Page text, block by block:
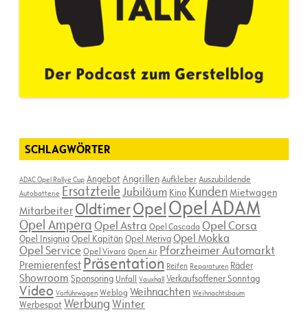
SCHLAGWÖRTER
ADAC Opel Rallye Cup AngebotAngrillenAufkleberAuszubildende
Autobatterie ErsatzteileJubiläum Kino Kunden Mietwagen
Mitarbeiter OldtimerOpelOpel ADAM
Opel AmperaOpel Astra Opel Cascada Opel Corsa
Opel InsigniaOpel Kapitän Opel MerivaOpel Mokka
Opel ServiceOpel Vivaro Open Air Pforzheimer Automarkt
Premierenfest Präsentation Reifen Reparaturen Räder
Showroom Sponsoring Unfall Vauxhall Verkaufsoffener Sonntag
Video Vorführwagen Weblog Weihnachten Weihnachtsbaum
WerbespotWerbungWinter